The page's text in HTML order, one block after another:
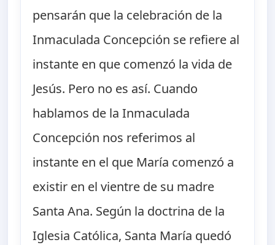
pensarán que la celebración de la
Inmaculada Concepción se refiere al
instante en que comenzó la vida de
Jesús. Pero no es así. Cuando
hablamos de la Inmaculada
Concepción nos referimos al
instante en el que María comenzó a
existir en el vientre de su madre
Santa Ana. Según la doctrina de la
Iglesia Católica, Santa María quedó